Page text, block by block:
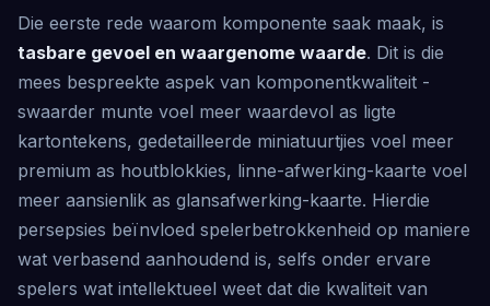
Die eerste rede waarom komponente saak maak, is
tasbare gevoel en waargenome waarde. Dit is die
mees bespreekte aspek van komponentkwaliteit -
swaarder munte voel meer waardevol as ligte
kartontekens, gedetailleerde miniatuurtjies voel meer
premium as houtblokkies, linne-afwerking-kaarte voel
meer aansienlik as glansafwerking-kaarte. Hierdie
persepsies beïnvloed spelerbetrokkenheid op maniere
wat verbasend aanhoudend is, selfs onder ervare
spelers wat intellektueel weet dat die kwaliteit van